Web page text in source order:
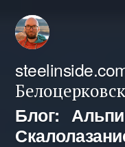
Перейти
содержимому
Блог: